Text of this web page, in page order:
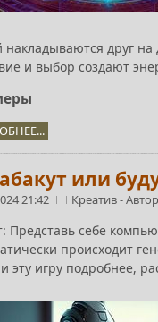
накладываются друг на
и выбор создают
или
21:42 Креатив-
Представь себе
происходит
эту игру подробнее,